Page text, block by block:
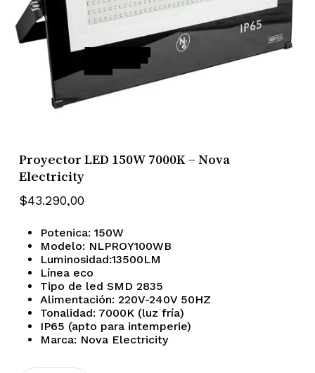
No hay productos en el
Proyector LED 150W 7000K – Nova
Electricity
$43.290,00
Potenica: 150W
Modelo: NLPROY100WB
Luminosidad:13500LM
Línea eco
Tipo de led SMD 2835
Alimentación: 220V-240V 50HZ
Tonalidad: 7000K (luz fría)
IP65 (apto para intemperie)
Marca: Nova Electricity